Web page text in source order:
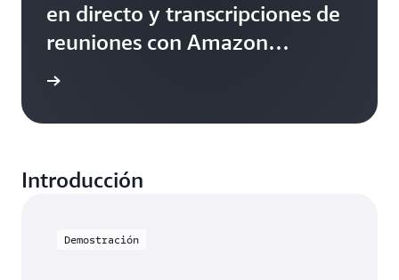
en directo y transcripciones de
reuniones con Amazon
Transcribe
Introducción
Demostración